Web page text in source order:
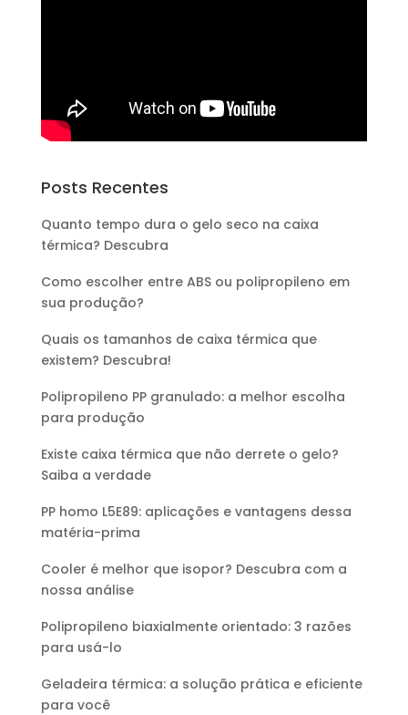
Posts Recentes
Quanto tempo dura o gelo seco na caixa
térmica? Descubra
Como escolher entre ABS ou polipropileno em
sua produção?
Quais os tamanhos de caixa térmica que
existem? Descubra!
Polipropileno PP granulado: a melhor escolha
para produção
Existe caixa térmica que não derrete o gelo?
Saiba a verdade
PP homo L5E89: aplicações e vantagens dessa
matéria-prima
Cooler é melhor que isopor? Descubra com a
nossa análise
Polipropileno biaxialmente orientado: 3 razões
para usá-lo
Geladeira térmica: a solução prática e eficiente
para você